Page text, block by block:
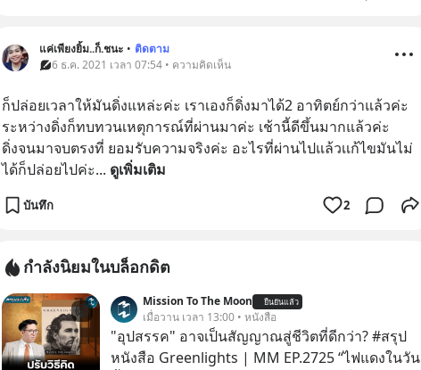
แค่เพียงยิ้ม..ก็.ชนะ • ติดตาม
6 ธ.ค. 2021 เวลา 07:54 • ความคิดเห็น
ก็ปล่อยเวลาให้มันดิ่งแหล่ะค่ะ เราเองก็ดิ่งมาได้2 อาทิตย์กว่าแล้วค่ะ
ระหว่างดิ่งก็ทบทวนเหตุการณ์ที่ผ่านมาค่ะ เช้านี้ดีขึ้นมากแล้วค่ะ
ดิ่งจนมาจบตรงที่ ยอมรับความจริงค่ะ อะไรที่ผ่านไปแล้วเเก้ไขมันไม่
ได้ก็ปล่อยไปค่ะ... ดูเพิ่มเติม
บันทึก 2
กำลังนิยมในบล็อกดิต
Mission To The Moon ยืนยันแล้ว
เมื่อวาน เวลา 13:00 • หนังสือ
"อุปสรรค" อาจเป็นสัญญาณสู่ชีวิตที่ดีกว่า? #สรุป
หนังสือ Greenlights | MM EP.2725 “ไฟแดงในวัน